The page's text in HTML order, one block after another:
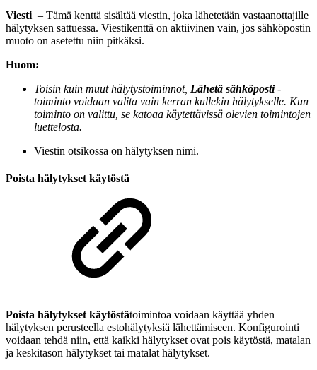
Viesti – Tämä kenttä sisältää viestin, joka lähetetään vastaanottajille
hälytyksen sattuessa. Viestikenttä on aktiivinen vain, jos sähköpostin
muoto on asetettu niin pitkäksi.
Huom:
Toisin kuin muut hälytystoiminnot, Lähetä sähköposti-
toiminto voidaan valita vain kerran kullekin hälytykselle. Kun
toiminto on valittu, se katoaa käytettävissä olevien toimintojen
luettelosta.
Viestin otsikossa on hälytyksen nimi.
Poista hälytykset käytöstä
Poista hälytykset käytöstätoimintoa voidaan käyttää yhden
hälytyksen perusteella estohälytyksiä lähettämiseen. Konfigurointi
voidaan tehdä niin, että kaikki hälytykset ovat pois käytöstä, matalan
ja keskitason hälytykset tai matalat hälytykset.